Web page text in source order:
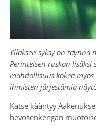
Ylläksen syksy on täynnä
Perinteisen ruskan
mahdollisuus kokea
ihmisten järjestämiä
Katse kääntyy
hevosenkengän